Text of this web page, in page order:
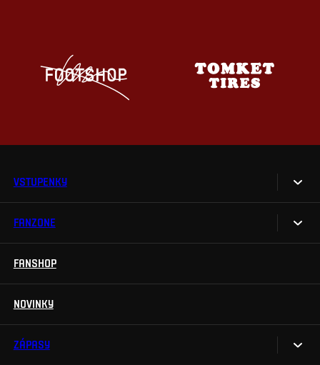
VSTUPENKY
Vstupenky
Handicapovaní fanoušci
FANZONE
Sparta UNLIMITED.
Televizní aplikace
FANSHOP
NOVINKY
ZÁPASY